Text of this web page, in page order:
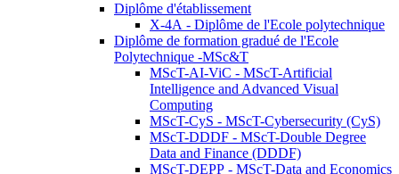
Diplôme d'établissement
X-4A - Diplôme de l'Ecole polytechnique
Diplôme de formation gradué de l'Ecole
Polytechnique -MSc&T
MScT-AI-ViC - MScT-Artificial
Intelligence and Advanced Visual
Computing
MScT-CyS - MScT-Cybersecurity (CyS)
MScT-DDDF - MScT-Double Degree
Data and Finance (DDDF)
MScT-DEPP - MScT-Data and Economics